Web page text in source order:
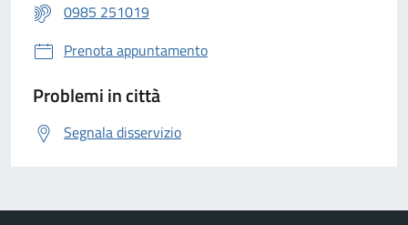
0985 251019
Prenota appuntamento
Problemi in città
Segnala disservizio